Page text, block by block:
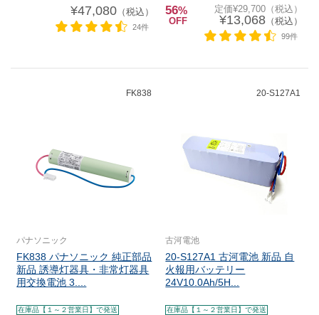
¥47,080（税込）
24件
56%
OFF
定価¥29,700（税込）
¥13,068（税込）
99件
FK838
パナソニック
FK838 パナソニック 純正部品
新品 誘導灯器具・非常灯器具
用交換電池 3....
在庫品【１～２営業日】で発送
20-S127A1
古河電池
20-S127A1 古河電池 新品 自
火報用バッテリー
24V10.0Ah/5H...
在庫品【１～２営業日】で発送